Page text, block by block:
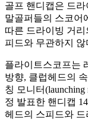
골프 핸디캡은 드
말골퍼들의 스코어
따른 드라이빙 거
피드와 무관하지 않
플라이트스코프는
방향, 클럽헤드의
칭 모니터
정 발표한 핸디캡
헤드의 스피드와